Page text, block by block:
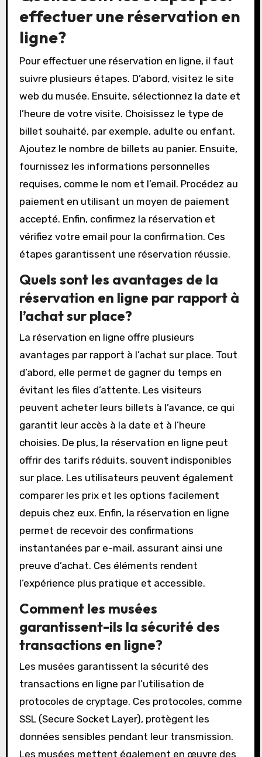
par e-mail. Cette méthode est rapide et
permet d’éviter les files d’attente. De nombreux
Quelles sont les étapes pour
effectuer une réservation en
ligne?
Pour effectuer une réservation en ligne, il faut
suivre plusieurs étapes. D’abord, visitez le site
web du musée. Ensuite, sélectionnez la date et
l’heure de votre visite. Choisissez le type de
billet souhaité, par exemple, adulte ou enfant.
Ajoutez le nombre de billets au panier. Ensuite,
requises, comme le nom et l’email. Procédez au
paiement en utilisant un moyen de paiement
accepté. Enfin, confirmez la réservation et
vérifiez votre email pour la confirmation. Ces
étapes garantissent une réservation réussie.
Quels sont les avantages de la
réservation en ligne par rapport à
l’achat sur place?
La réservation en ligne offre plusieurs
avantages par rapport à l’achat sur place. Tout
d’abord, elle permet de gagner du temps en
évitant les files d’attente. Les visiteurs
peuvent acheter leurs billets à l’avance, ce qui
garantit leur accès à la date et à l’heure
choisies. De plus, la réservation en ligne peut
offrir des tarifs réduits, souvent indisponibles
sur place. Les utilisateurs peuvent également
depuis chez eux. Enfin, la réservation en ligne
permet de recevoir des confirmations
instantanées par e-mail, assurant ainsi une
preuve d’achat. Ces éléments rendent
l’expérience plus pratique et accessible.
Comment les musées
garantissent-ils la sécurité des
transactions en ligne?